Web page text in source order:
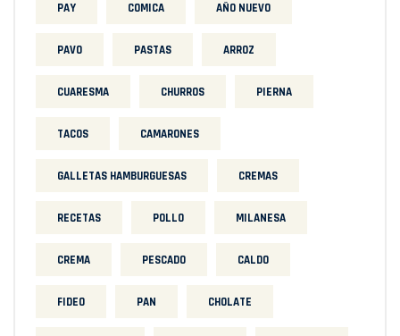
PAY COMICA AÑO NUEVO
PAVO PASTAS ARROZ
CUARESMA CHURROS PIERNA
TACOS CAMARONES
GALLETAS HAMBURGUESAS CREMAS
RECETAS POLLO MILANESA
CREMA PESCADO CALDO
FIDEO PAN CHOLATE